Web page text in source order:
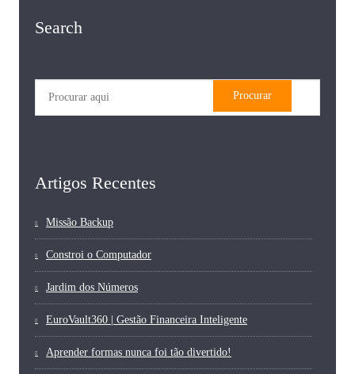
Search
Artigos Recentes
Missão Backup
Constroi o Computador
Jardim dos Números
EuroVault360 | Gestão Financeira Inteligente
Aprender formas nunca foi tão divertido!